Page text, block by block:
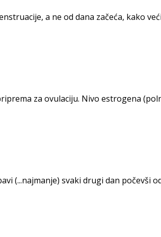
a ne od dana začeća, kako
za ovulaciju. Nivo estrogena
(...najmanje) svaki drugi dan počevši